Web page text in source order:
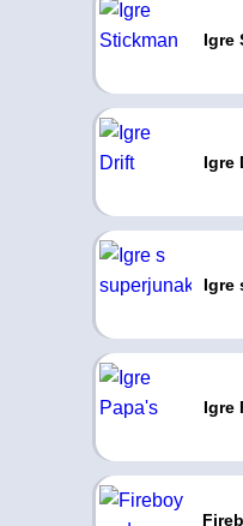
Igre
Igre
Igre
Igre